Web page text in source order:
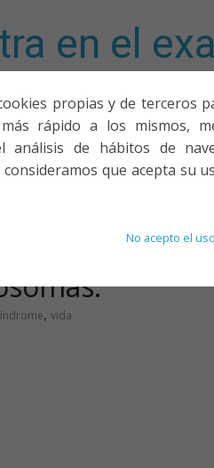
propias y de terceros
rápido a los mismos,
análisis de hábitos de
que acepta su
No acepto el
en el
PONENCIAS Y CURSOS
, vida